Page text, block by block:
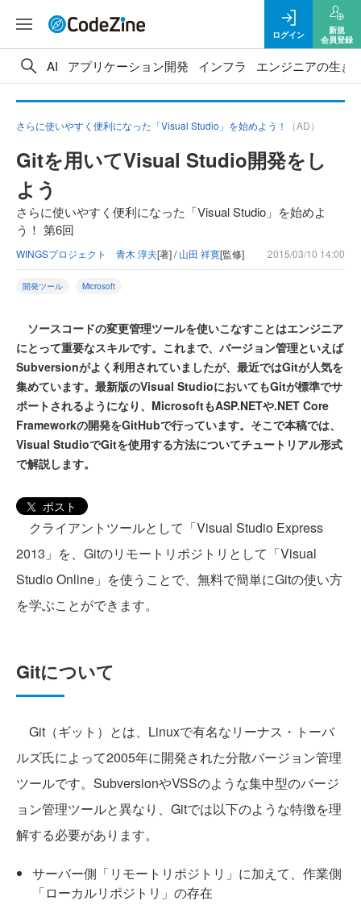
ログイン
新規
会員登録
AI アプリケーション開発 インフラ エンジニアの生き
さらに使いやすく便利になった「Visual Studio」を始めよう！ （AD）
Gitを用いてVisual Studio開発をし
よう
さらに使いやすく便利になった「Visual Studio」を始めよ
う！ 第6回
WINGSプロジェクト 青木 淳夫[著] /山田 祥寛[監修] 2015/03/10 14:00
開発ツール Microsoft
ソースコードの変更管理ツールを使いこなすことはエンジニア
にとって重要なスキルです。これまで、バージョン管理といえば
Subversionがよく利用されていましたが、最近ではGitが人気を
集めています。最新版のVisual StudioにおいてもGitが標準でサ
ポートされるようになり、MicrosoftもASP.NETや.NET Core
Frameworkの開発をGitHubで行っています。そこで本稿では、
Visual StudioでGitを使用する方法についてチュートリアル形式
で解説します。
ポスト
クライアントツールとして「Visual Studio Express
2013」を、Gitのリモートリポジトリとして「Visual
Studio Online」を使うことで、無料で簡単にGitの使い方
を学ぶことができます。
Gitについて
Git（ギット）とは、Linuxで有名なリーナス・トーバ
ルズ氏によって2005年に開発された分散バージョン管理
ツールです。SubversionやVSSのような集中型のバージ
ョン管理ツールと異なり、Gitでは以下のような特徴を理
解する必要があります。
サーバー側「リモートリポジトリ」に加えて、作業側
「ローカルリポジトリ」の存在